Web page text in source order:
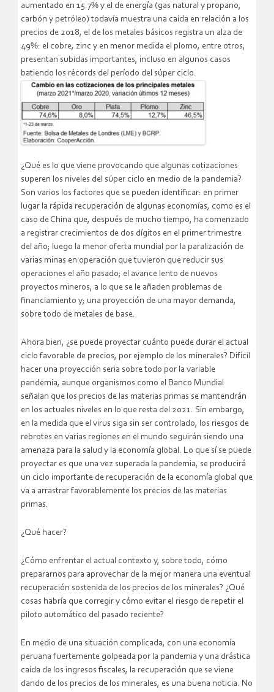
aumentado en 15.7% y el de energía (gas natural y propano,
carbón y petróleo) todavía muestra una caída en relación a los
precios de 2018, el de los metales básicos registra un alza de
49%: el cobre, zinc y en menor medida el plomo, entre otros,
presentan subidas importantes, incluso en algunos casos
batiendo los récords del período del súper ciclo.
¿Qué es lo que viene provocando que algunas cotizaciones
superen los niveles del súper ciclo en medio de la pandemia?
Son varios los factores que se pueden identificar: en primer
lugar la rápida recuperación de algunas economías, como es el
caso de China que, después de mucho tiempo, ha comenzado
a registrar crecimientos de dos dígitos en el primer trimestre
del año; luego la menor oferta mundial por la paralización de
varias minas en operación que tuvieron que reducir sus
operaciones el año pasado; el avance lento de nuevos
proyectos mineros, a lo que se le añaden problemas de
financiamiento y; una proyección de una mayor demanda,
sobre todo de metales de base.
Ahora bien, ¿se puede proyectar cuánto puede durar el actual
ciclo favorable de precios, por ejemplo de los minerales? Difícil
hacer una proyección seria sobre todo por la variable
pandemia, aunque organismos como el Banco Mundial
señalan que los precios de las materias primas se mantendrán
en los actuales niveles en lo que resta del 2021. Sin embargo,
en la medida que el virus siga sin ser controlado, los riesgos de
rebrotes en varias regiones en el mundo seguirán siendo una
amenaza para la salud y la economía global. Lo que sí se puede
proyectar es que una vez superada la pandemia, se producirá
un ciclo importante de recuperación de la economía global que
va a arrastrar favorablemente los precios de las materias
primas.
¿Qué hacer?
¿Cómo enfrentar el actual contexto y, sobre todo, cómo
prepararnos para aprovechar de la mejor manera una eventual
recuperación sostenida de los precios de los minerales? ¿Qué
cosas habría que corregir y cómo evitar el riesgo de repetir el
piloto automático del pasado reciente?
En medio de una situación complicada, con una economía
peruana fuertemente golpeada por la pandemia y una drástica
caída de los ingresos fiscales, la recuperación que se viene
dando de los precios de los minerales, es una buena noticia. No